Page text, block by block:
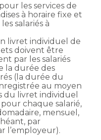
les services de
à horaire fixe et
salariés à
livret individuel de
doivent être
par les salariés
la durée des
(la durée du
au moyen
du livret individuel
chaque salarié,
mensuel,
par
l’employeur).